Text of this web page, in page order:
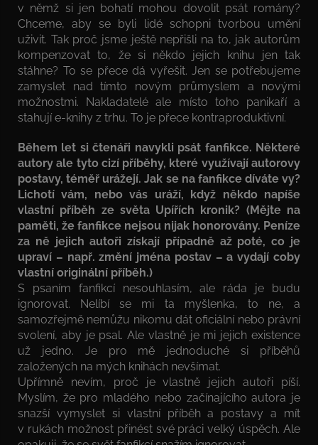
v němž si jen bohatí mohou dovolit psát romány?
Chceme, aby se byli lidé schopni tvorbou umění
uživit. Tak proč jsme ještě nepřišli na to, jak autorům
kompenzovat to, že si někdo jejich knihu jen tak
stáhne? To se přece dá vyřešit. Jen se potřebujeme
zamyslet nad tímto novým průmyslem a novými
možnostmi. Nakladatelé ale místo toho panikaří a
stahují e-knihy z trhu. To je přece kontraproduktivní.
Během let si čtenáři navykli psát fanfikce. Některé
autory ale tyto cizí příběhy, které využívají autorovy
postavy, téměř urážejí. Jak se na fanfikce díváte vy?
Lichotí vám, nebo vás uráží, když někdo napíše
vlastní příběh ze světa Upířích kronik? (Mějte na
paměti, že fanfikce nejsou nijak honorovány. Peníze
za ně jejich autoři získají případně až poté, co je
upraví – např. změní jména postav – a vydají coby
vlastní originální příběh.)
S psaním fanfikcí nesouhlasím, ale ráda je budu
ignorovat. Nelíbí se mi ta myšlenka, to ne, a
samozřejmě nemůžu nikomu dát oficiální nebo právní
svolení, aby je psal. Ale vlastně je mi jejich existence
už jedno. Je pro mě jednoduché si příběhů
založených na mých knihách nevšímat.
Upřímně nevím, proč je vlastně jejich autoři píší.
Myslím, že pro mladého nebo začínajícího autora je
snazší vymyslet si vlastní příběh a postavy a mít
v rukách možnost přinést své práci velký úspěch. Ale